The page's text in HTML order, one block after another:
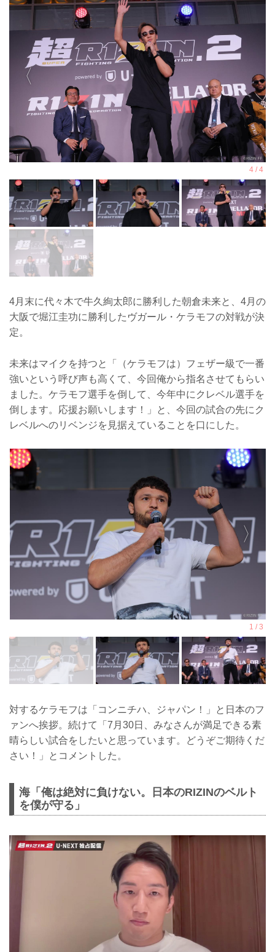
4月末に代々木で牛久絢太郎に勝利した朝倉未来と、4月の
大阪で堀江圭功に勝利したヴガール・ケラモフの対戦が決
定。
未来はマイクを持つと「（ケラモフは）フェザー級で一番
強いという呼び声も高くて、今回俺から指名させてもらい
ました。ケラモフ選手を倒して、今年中にクレベル選手を
倒します。応援お願いします！」と、今回の試合の先にク
レベルへのリベンジを見据えていることを口にした。
対するケラモフは「コンニチハ、ジャパン！」と日本のフ
ァンへ挨拶。続けて「7月30日、みなさんが満足できる素
晴らしい試合をしたいと思っています。どうぞご期待くだ
さい！」とコメントした。
海「俺は絶対に負けない。日本のRIZINのベルト
を僕が守る」